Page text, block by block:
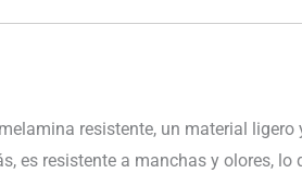
resistente, un material
es resistente a manchas y olores,